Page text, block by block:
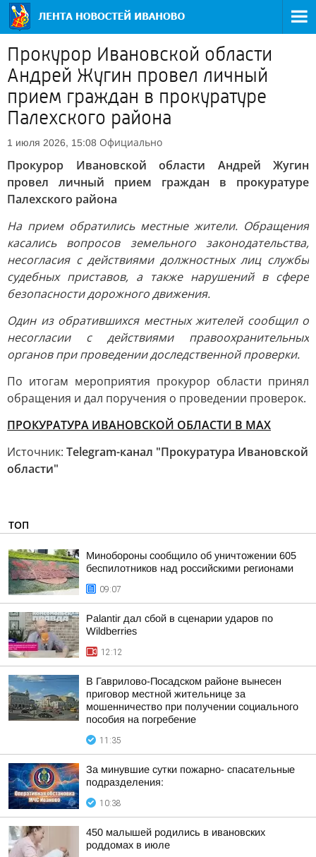
Прокурор Ивановской области
Андрей Жугин провел личный
прием граждан в прокуратуре
Палехского района
1 июля 2026, 15:08 Официально
Прокурор Ивановской области Андрей Жугин
провел личный прием граждан в прокуратуре
Палехского района
На прием обратились местные жители. Обращения
касались вопросов земельного законодательства,
несогласия с действиями должностных лиц службы
судебных приставов, а также нарушений в сфере
безопасности дорожного движения.
Один из обратившихся местных жителей сообщил о
несогласии с действиями правоохранительных
органов при проведении доследственной проверки.
По итогам мероприятия прокурор области принял
обращения и дал поручения о проведении проверок.
ПРОКУРАТУРА ИВАНОВСКОЙ ОБЛАСТИ В МАХ
Источник: Telegram-канал "Прокуратура Ивановской
области"
ТОП
Минобороны сообщило об уничтожении 605
беспилотников над российскими регионами
09:07
Palantir дал сбой в сценарии ударов по
Wildberries
12:12
В Гаврилово-Посадском районе вынесен
приговор местной жительнице за
мошенничество при получении социального
пособия на погребение
11:35
За минувшие сутки пожарно- спасательные
подразделения:
10:38
450 малышей родились в ивановских
роддомах в июле